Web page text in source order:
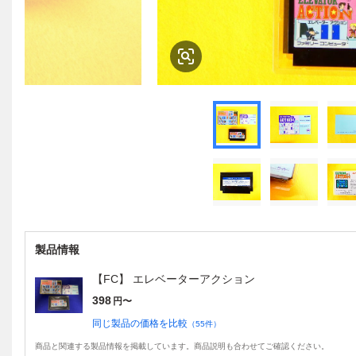
製品情報
【FC】 エレベーターアクション
398 円〜
同じ製品の価格を比較 （55件）
商品と関連する製品情報を掲載しています。商品説明も合わせてご確認ください。